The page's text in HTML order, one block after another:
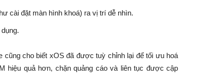
cài đặt màn hình khoá) ra vị trí dễ nhìn.
cũng cho biết xOS đã được tuỳ chỉnh lại để tối ưu hoá
hiệu quả hơn, chặn quảng cáo và liên tục được cập